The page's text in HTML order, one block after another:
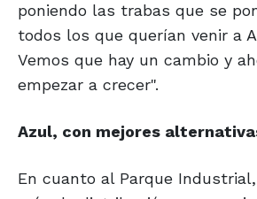
poniendo las trabas que se
todos los que querían venir a
Vemos que hay un cambio y
empezar a crecer".
Azul, con mejores
En cuanto al Parque